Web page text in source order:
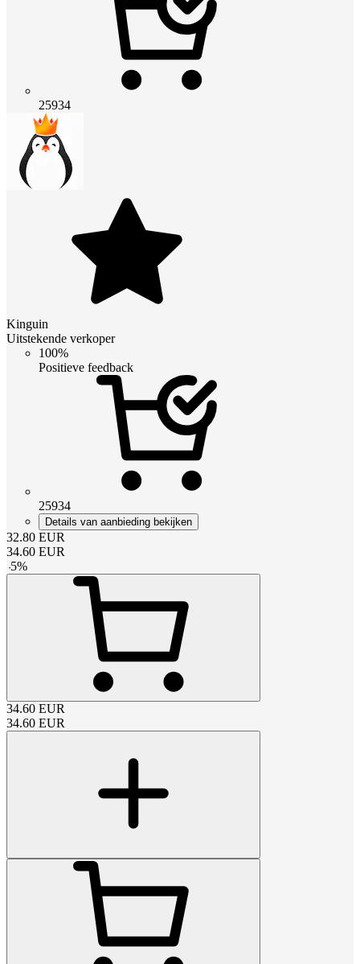
25934
Kinguin
Uitstekende verkoper
100%
Positieve feedback
25934
Details van aanbieding bekijken
32.80 EUR
34.60 EUR
-5%
34.60 EUR
34.60 EUR